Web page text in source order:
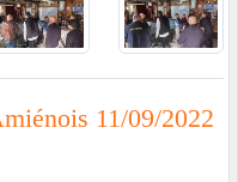
11/09/2022